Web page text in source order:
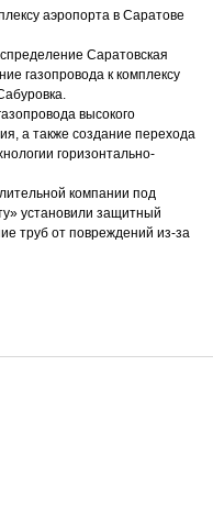
аэропорта в Саратове
Саратовская
газопровода к комплексу
высокого
а также создание перехода
горизонтально-
компании под
установили защитный
труб от повреждений из-за